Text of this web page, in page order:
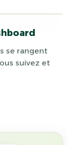
se rangent
suivez et